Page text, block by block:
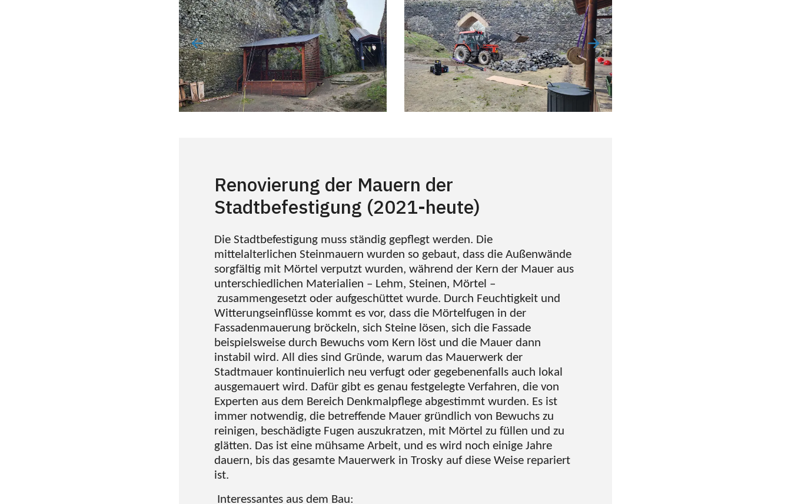
Renovierung der Mauern der
Stadtbefestigung (2021-heute)
Die Stadtbefestigung muss ständig gepflegt werden. Die
mittelalterlichen Steinmauern wurden so gebaut, dass die Außenwände
sorgfältig mit Mörtel verputzt wurden, während der Kern der Mauer aus
unterschiedlichen Materialien – Lehm, Steinen, Mörtel –
zusammengesetzt oder aufgeschüttet wurde. Durch Feuchtigkeit und
Witterungseinflüsse kommt es vor, dass die Mörtelfugen in der
Fassadenmauerung bröckeln, sich Steine lösen, sich die Fassade
beispielsweise durch Bewuchs vom Kern löst und die Mauer dann
instabil wird. All dies sind Gründe, warum das Mauerwerk der
Stadtmauer kontinuierlich neu verfugt oder gegebenenfalls auch lokal
ausgemauert wird. Dafür gibt es genau festgelegte Verfahren, die von
Experten aus dem Bereich Denkmalpflege abgestimmt wurden. Es ist
immer notwendig, die betreffende Mauer gründlich von Bewuchs zu
reinigen, beschädigte Fugen auszukratzen, mit Mörtel zu füllen und zu
glätten. Das ist eine mühsame Arbeit, und es wird noch einige Jahre
dauern, bis das gesamte Mauerwerk in Trosky auf diese Weise repariert
ist.
Interessantes aus dem Bau: